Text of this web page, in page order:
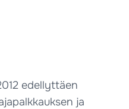
edellyttäen
ja